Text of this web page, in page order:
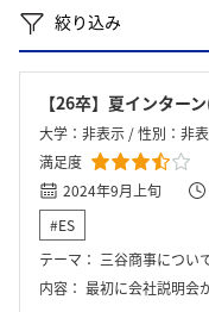
絞り込み
【26卒】夏インター
大学：非表示 / 性別：非
満足度
2024年9月上旬
#ES
テーマ： 三谷商事につい
内容： 最初に会社説明会があり、その後グループでアウトプットを行った。グループワークでは